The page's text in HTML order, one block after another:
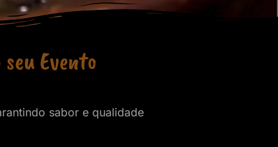
Evento
sabor e qualidade